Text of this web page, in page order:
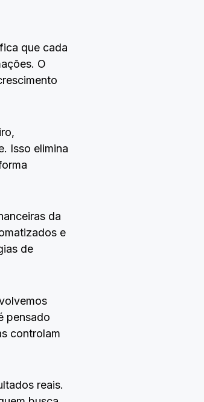
que cada
O
Isso elimina
da
e
de
pensado
controlam
reais.